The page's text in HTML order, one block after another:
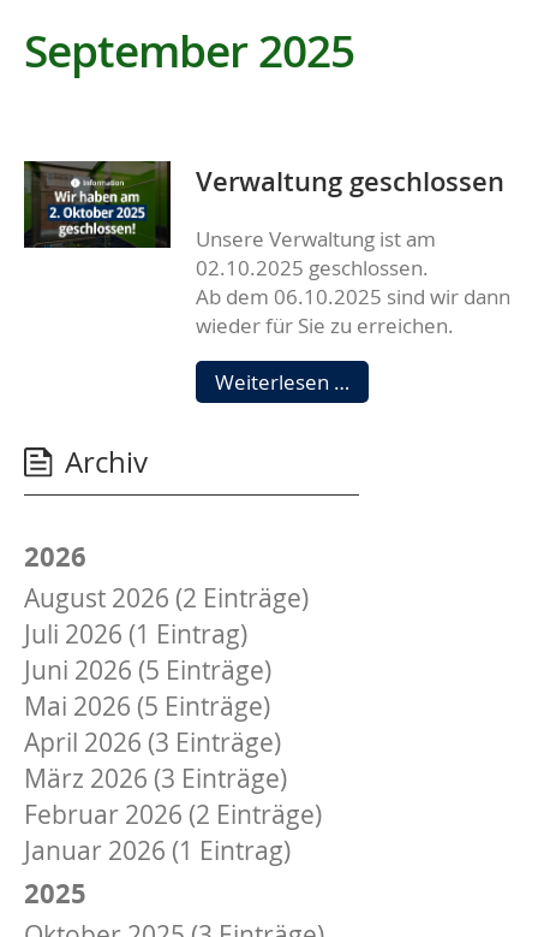
September 2025
Verwaltung geschlossen
Unsere Verwaltung ist am
02.10.2025 geschlossen.
Ab dem 06.10.2025 sind wir dann
wieder für Sie zu erreichen.
Weiterlesen … Verwaltung
geschlossen
Archiv
2026
August 2026 (2 Einträge)
Juli 2026 (1 Eintrag)
Juni 2026 (5 Einträge)
Mai 2026 (5 Einträge)
April 2026 (3 Einträge)
März 2026 (3 Einträge)
Februar 2026 (2 Einträge)
Januar 2026 (1 Eintrag)
2025